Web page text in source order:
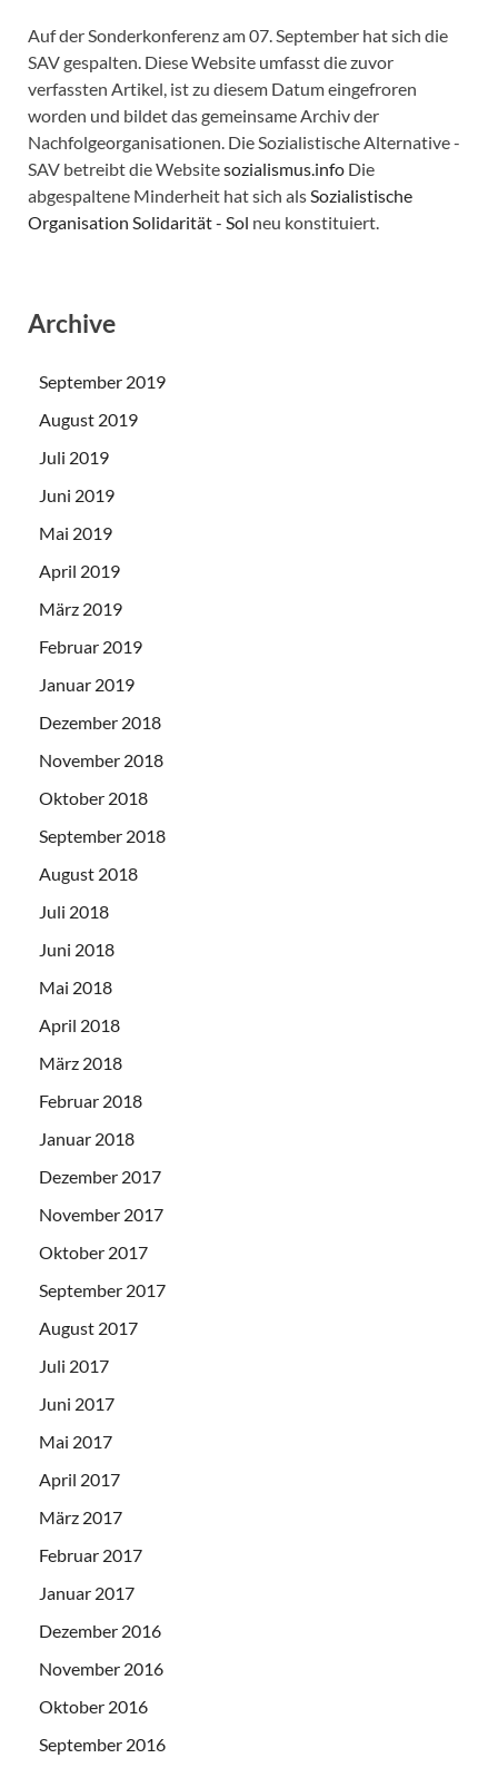
Auf der Sonderkonferenz am 07. September hat sich die
SAV gespalten. Diese Website umfasst die zuvor
verfassten Artikel, ist zu diesem Datum eingefroren
worden und bildet das gemeinsame Archiv der
Nachfolgeorganisationen. Die Sozialistische Alternative -
SAV betreibt die Websitesozialismus.info Die
abgespaltene Minderheit hat sich alsSozialistische
Organisation Solidarität - Sol neu konstituiert.
Archive
September 2019
August 2019
Juli 2019
Juni 2019
Mai 2019
April 2019
März 2019
Februar 2019
Januar 2019
Dezember 2018
November 2018
Oktober 2018
September 2018
August 2018
Juli 2018
Juni 2018
Mai 2018
April 2018
März 2018
Februar 2018
Januar 2018
Dezember 2017
November 2017
Oktober 2017
September 2017
August 2017
Juli 2017
Juni 2017
Mai 2017
April 2017
März 2017
Februar 2017
Januar 2017
Dezember 2016
November 2016
Oktober 2016
September 2016